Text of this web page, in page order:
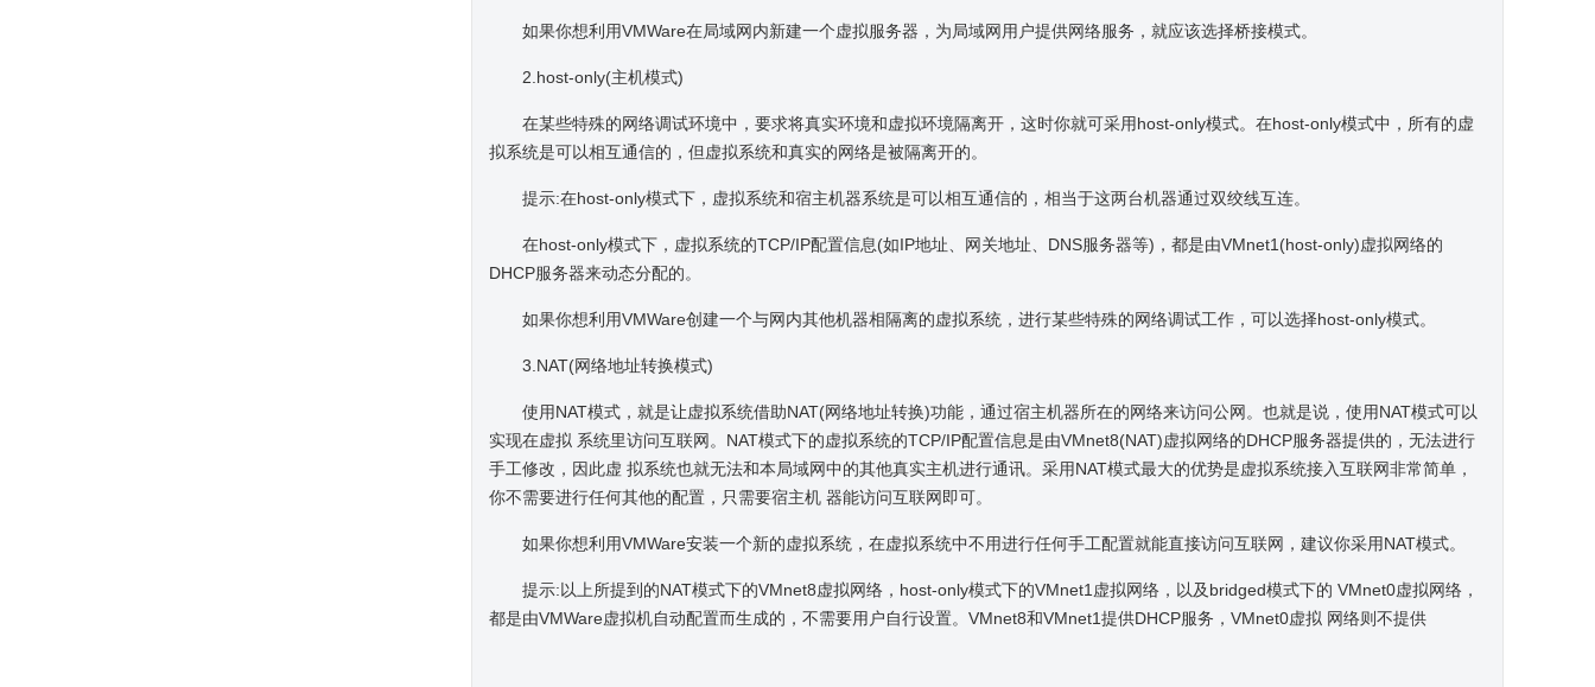
如果你想利用VMWare在局域网内新建一个虚拟服务器，为局域网用户提供网络服务，就应该选择桥接模式。
2.host-only(主机模式)
在某些特殊的网络调试环境中，要求将真实环境和虚拟环境隔离开，这时你就可采用host-only模式。在host-only模式中，所有的虚
拟系统是可以相互通信的，但虚拟系统和真实的网络是被隔离开的。
提示:在host-only模式下，虚拟系统和宿主机器系统是可以相互通信的，相当于这两台机器通过双绞线互连。
在host-only模式下，虚拟系统的TCP/IP配置信息(如IP地址、网关地址、DNS服务器等)，都是由VMnet1(host-only)虚拟网络的
DHCP服务器来动态分配的。
如果你想利用VMWare创建一个与网内其他机器相隔离的虚拟系统，进行某些特殊的网络调试工作，可以选择host-only模式。
3.NAT(网络地址转换模式)
使用NAT模式，就是让虚拟系统借助NAT(网络地址转换)功能，通过宿主机器所在的网络来访问公网。也就是说，使用NAT模式可以
实现在虚拟 系统里访问互联网。NAT模式下的虚拟系统的TCP/IP配置信息是由VMnet8(NAT)虚拟网络的DHCP服务器提供的，无法进行
手工修改，因此虚 拟系统也就无法和本局域网中的其他真实主机进行通讯。采用NAT模式最大的优势是虚拟系统接入互联网非常简单，
你不需要进行任何其他的配置，只需要宿主机 器能访问互联网即可。
如果你想利用VMWare安装一个新的虚拟系统，在虚拟系统中不用进行任何手工配置就能直接访问互联网，建议你采用NAT模式。
提示:以上所提到的NAT模式下的VMnet8虚拟网络，host-only模式下的VMnet1虚拟网络，以及bridged模式下的 VMnet0虚拟网络，
都是由VMWare虚拟机自动配置而生成的，不需要用户自行设置。VMnet8和VMnet1提供DHCP服务，VMnet0虚拟 网络则不提供